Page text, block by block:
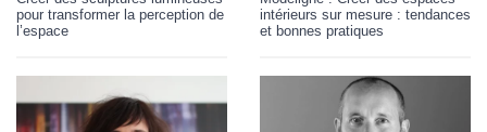
pour transformer la perception de
l’espace
intérieurs sur mesure : tendances
et bonnes pratiques